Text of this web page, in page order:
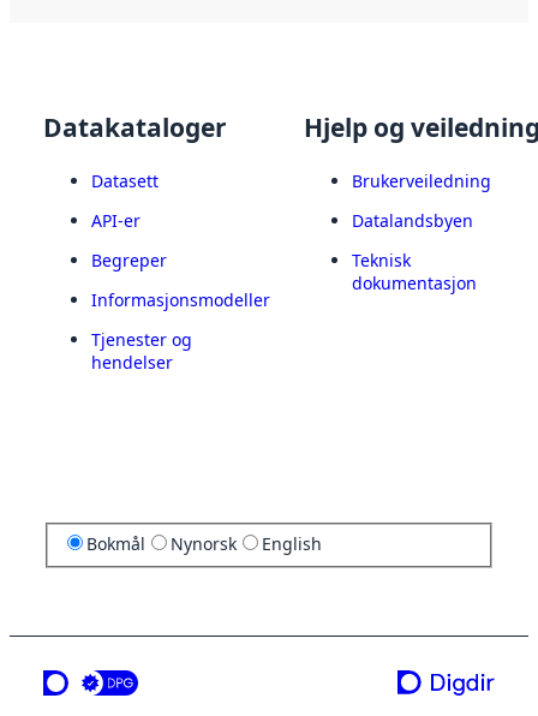
Datakataloger
Datasett
API-er
Begreper
Informasjonsmodeller
Tjenester og
hendelser
Hjelp og
Brukerveiledning
Datalandsbyen
Teknisk
dokumentasjon
Bokmål Nynorsk English